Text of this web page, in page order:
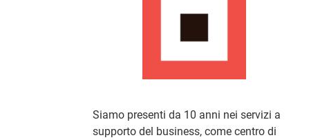
Siamo presenti da 10 anni nei servizi a
supporto del business, come centro di